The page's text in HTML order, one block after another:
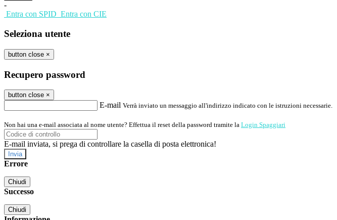
-
Entra con SPID Entra con CIE
Seleziona utente
button close ×
Recupero password
button close ×
E-mail Verrà inviato un messaggio all'indirizzo indicato con le istruzioni necessarie.
Non hai una e-mail associata al nome utente? Effettua il reset della password tramite la Login Spaggiari
E-mail inviata, si prega di controllare la casella di posta elettronica!
Errore
Chiudi
Successo
Chiudi